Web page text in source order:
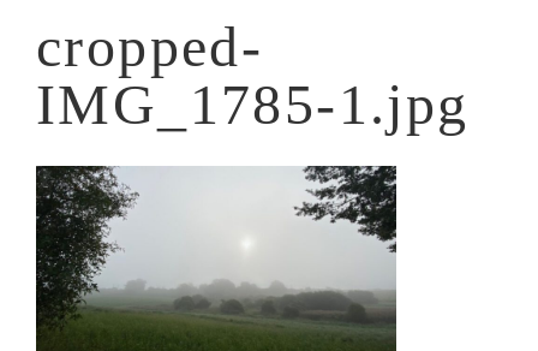
cropped-
IMG_1785-1.jpg